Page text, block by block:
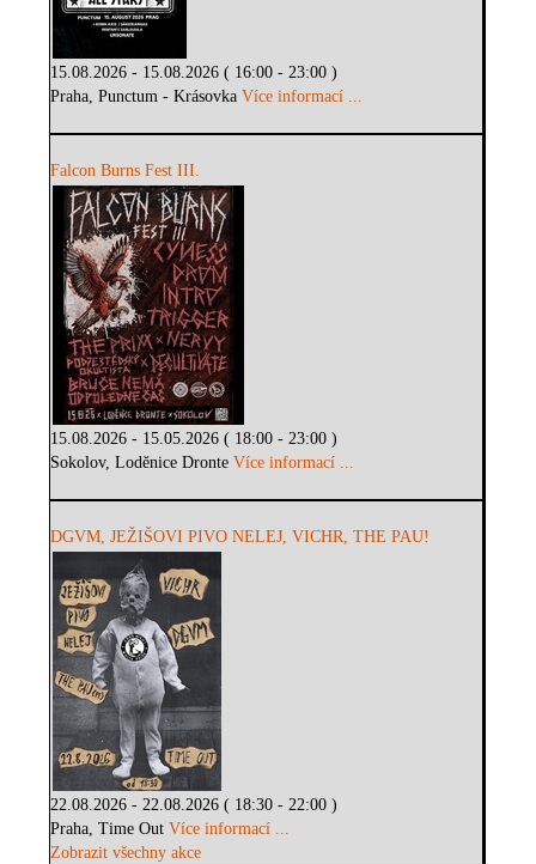
15.08.2026 - 15.08.2026 ( 16:00 - 23:00 )
Praha, Punctum - KrásovkaVíce informací ...
Falcon Burns Fest III.
15.08.2026 - 15.05.2026 ( 18:00 - 23:00 )
Sokolov, Loděnice DronteVíce informací ...
DGVM, JEŽIŠOVI PIVO NELEJ, VICHR, THE PAU!
22.08.2026 - 22.08.2026 ( 18:30 - 22:00 )
Praha, Time OutVíce informací ...
Zobrazit všechny akce